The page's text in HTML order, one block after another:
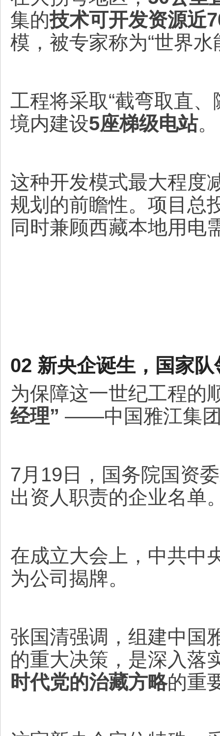
集的技术可开发资源近
模，被专家称为“世界水
工程将采取“截弯取直
境内建设5座梯级电站。
这种开发模式最大程度
规划的前瞻性。项目总
同时兼顾西藏本地用电
02 新央企诞生，国家队
为保障这一世纪工程的
经理” ——中国雅江集
7月19日，国务院国资
出资人职责的企业名单
在成立大会上，中共中
为公司揭牌。
张国清强调，组建中国
的重大决策，是深入落
时代党的治藏方略的重